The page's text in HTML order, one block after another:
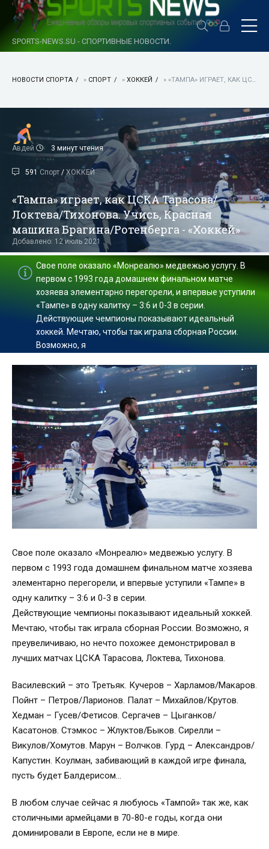
SPORTS-NEWS.SU - СПОРТИВНЫЕ НОВОСТИ.
НОВОСТИ СПОРТА » СПОРТ » ХОККЕЙ » «ТАМПА» ИГРАЕТ, КАК ЦСКА ТАРАСОВА/ЛОКТЕВА/ТИХОНОВА. УЧИСЬ, КРАСНАЯ МАШИНА БРАГИНА/РОТЕНБЕРГА - «ХОККЕЙ»
Авдей 3 минут чтения
591 Спорт / ХОККЕЙ
«Тампа» играет, как ЦСКА Тарасова/
Локтева/Тихонова. Учись, Красная
машина Брагина/Ротенберга - «Хоккей»
Добавлено: 12 июль 2021
Свое поле оказало «Монреалю» медвежью услугу. В
первом с 1993 года домашнем финальном матче
хозяева элементарно перегорели, и впервые уступили
«Тампе» в одну калитку – 3:6 и 0-3 в серии.
Действующие чемпионы показывают идеальный
хоккей. Мечтаю, чтобы так играла сборная России.
Возможно, я
Свое поле оказало «Монреалю» медвежью услугу. В
первом с 1993 года домашнем финальном матче хозяева
элементарно перегорели, и впервые уступили «Тампе» в
одну калитку – 3:6 и 0-3 в серии.
Действующие чемпионы показывают идеальный хоккей.
Мечтаю, чтобы так играла сборная России. Возможно, я
преувеличиваю, но нечто похожее демонстрировал в
лучших матчах ЦСКА Тарасова, Локтева, Тихонова.
Василевский – это Третьяк. Кучеров – Харламов/Макаров.
Пойнт – Петров/Ларионов. Палат – Михайлов/Крутов.
Хедман – Гусев/Фетисов. Сергачев – Цыганков/
Касатонов. Стэмкос – Жлуктов/Быков. Сирелли –
Викулов/Хомутов. Марун – Волчков. Гурд – Александров/
Капустин. Коулман, забивающий в каждой игре финала,
пусть будет Балдерисом…
В любом случае сейчас я любуюсь «Тампой» так же, как
столичными армейцами в 70-80-е годы, когда они
доминировали в Европе, если не в мире.